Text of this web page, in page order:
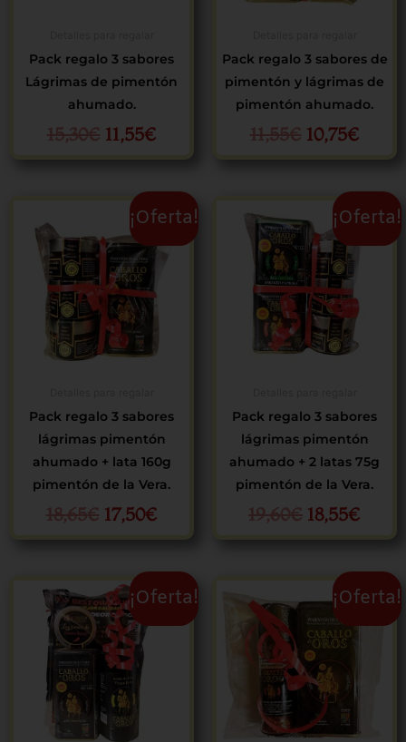
Pack regalo 3 sabores
Lágrimas de pimentón
ahumado.
15,30€ 11,55€
Pack regalo 3 sabores de
pimentón y lágrimas de
pimentón ahumado.
11,55€ 10,75€
¡Oferta!
Pack regalo 3 sabores
lágrimas pimentón
ahumado + lata 160g
pimentón de la Vera.
18,65€
precio
original
era:
18,65€.
17,50€
El
precio
17,50€.
¡Oferta!
Pack regalo 3 sabores
lágrimas pimentón
ahumado + 2 latas 75g
pimentón de la Vera.
19,60€
precio
original
era:
19,60€.
18,55€
El
¡Oferta!
El
precio
original
era:
11,80€.
El
precio
¡Oferta!
precio
original
era:
7,97€.
El
precio